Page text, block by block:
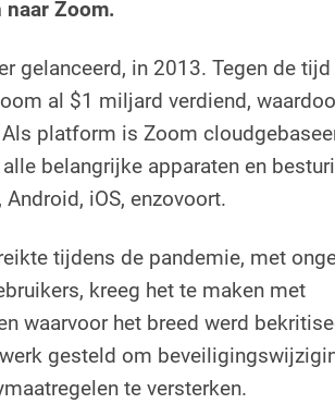
naar Zoom.
gelanceerd, in 2013. Tegen de
al $1 miljard verdiend,
platform is Zoom
belangrijke apparaten en
iOS, enzovoort.
tijdens de pandemie, met
kreeg het te maken met
waarvoor het breed werd
gesteld om
te versterken.